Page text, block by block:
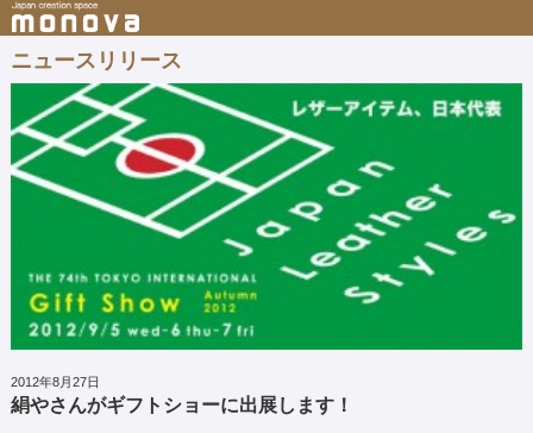
ニュースリリース
2012年8月27日
絹やさんがギフトショーに出展します！